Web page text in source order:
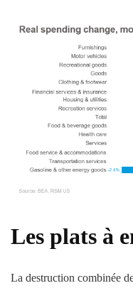
Les plats à
La destruction combinée